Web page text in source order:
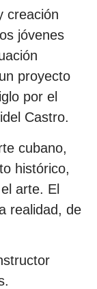
creación
jóvenes
proyecto
por el
Castro.
cubano,
histórico,
arte. El
realidad, de